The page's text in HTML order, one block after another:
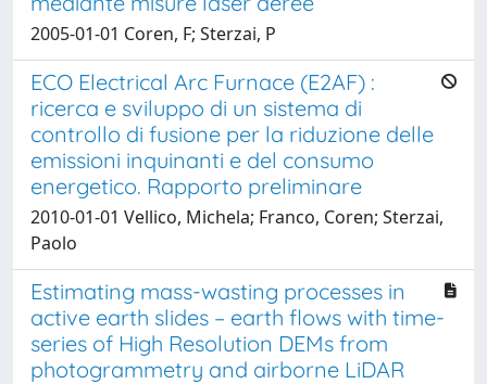
2005-01-01 Coren, F; Sterzai, P
ECO Electrical Arc Furnace (E2AF) :
ricerca e sviluppo di un sistema di
controllo di fusione per la riduzione delle
emissioni inquinanti e del consumo
energetico. Rapporto preliminare
2010-01-01 Vellico, Michela; Franco, Coren; Sterzai,
Paolo
Estimating mass-wasting processes in
active earth slides – earth flows with time-
series of High Resolution DEMs from
photogrammetry and airborne LiDAR